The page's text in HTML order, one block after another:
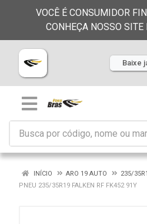
VOCÊ É CONSUMIDOR
CONHEÇA NOSSO SITE
Baixe
INÍCIO ARO 19 AUTO
235/
PNEU 235/35R19 FALKEN RF FK452 91Y